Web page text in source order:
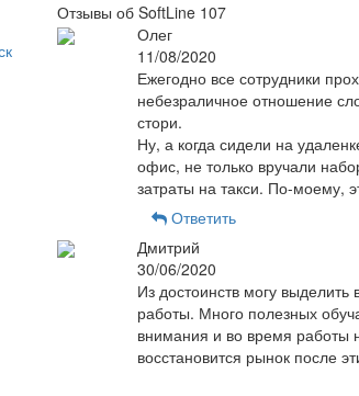
Отзывы об SoftLine 107
Олег
11/08/2020
Ежегодно все сотрудники
небезраличное отношение
стори.
Ну, а когда сидели на
офис, не только вручали
затраты на такси. По-моему,
Ответить
Дмитрий
30/06/2020
Из достоинств могу выделить
работы. Много полезных
внимания и во время работы
восстановится рынок после